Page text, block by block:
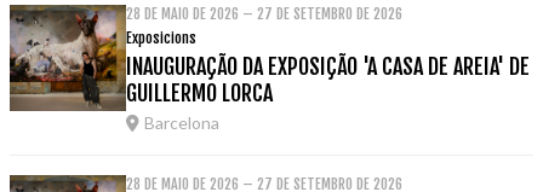
28 DE MAIO DE 2026 – 27 DE SETEMBRO DE 2026
Exposicions
INAUGURAÇÃO DA EXPOSIÇÃO 'A CASA DE AREIA' DE
GUILLERMO LORCA
Barcelona
28 DE MAIO DE 2026 – 27 DE SETEMBRO DE 2026